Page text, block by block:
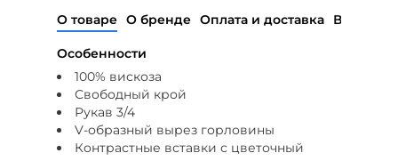
О товаре О бренде Оплата и доставка Возврат
Особенности
100% вискоза
Свободный крой
Рукав 3/4
V-образный вырез горловины
Контрастные вставки с цветочный